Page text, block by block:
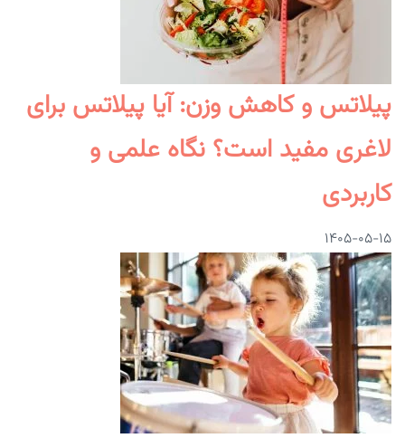
پیلاتس و کاهش وزن: آیا پیلاتس برای
لاغری مفید است؟ نگاه علمی و
کاربردی
۱۴۰۵-۰۵-۱۵